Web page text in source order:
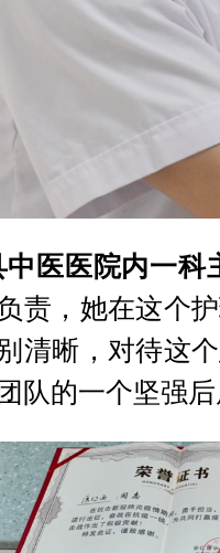
中医医院内一科
责，她在这个
清晰，对待这
队的一个坚强